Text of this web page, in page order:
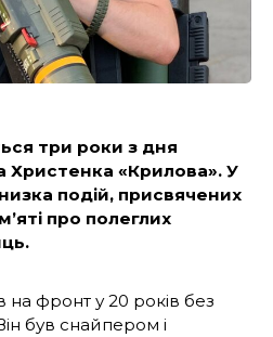
три роки з дня
Христенка «Крилова». У
подій, присвячених
про полеглих
фронт у 20 років без
був снайпером і